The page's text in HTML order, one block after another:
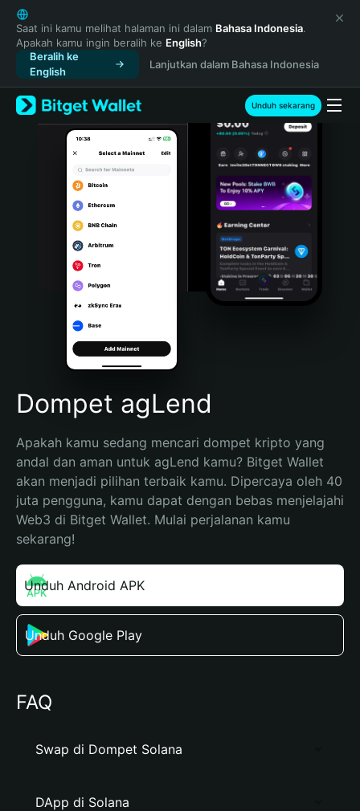
English
日本語
Tiếng Việt
Русский
Español (Latinoamérica)
Türkçe
Italiano
Português (Portugal)
Bahasa Indonesia
Português (Brasil)
Español (Argentina)
Saat ini kamu melihat halaman ini dalam Bahasa Indonesia.
Apakah kamu ingin beralih ke English?
Beralih ke
English
Lanjutkan dalam Bahasa Indonesia
Unduh sekarang
Dompet agLend
Apakah kamu sedang mencari dompet kripto yang
andal dan aman untuk agLend kamu? Bitget Wallet
akan menjadi pilihan terbaik kamu. Dipercaya oleh 40
juta pengguna, kamu dapat dengan bebas menjelajahi
Web3 di Bitget Wallet. Mulai perjalanan kamu
sekarang!
Unduh Android APK
Unduh Google Play
FAQ
Swap di Dompet Solana
DApp di Solana